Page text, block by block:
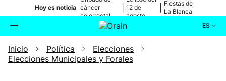
Hoy es noticia cáncer
colorrectal
12 de
agosto
Fiestas de
La Blanca
ES
Buscador Actualidad
Inicio Política
Elecciones
Elecciones Municipales y Forales